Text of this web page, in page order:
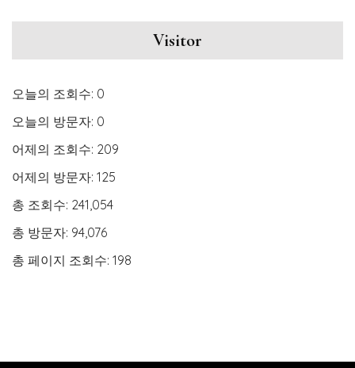
Visitor
오늘의 조회수: 0
오늘의 방문자: 0
어제의 조회수: 209
어제의 방문자: 125
총 조회수: 241,054
총 방문자: 94,076
총 페이지 조회수: 198